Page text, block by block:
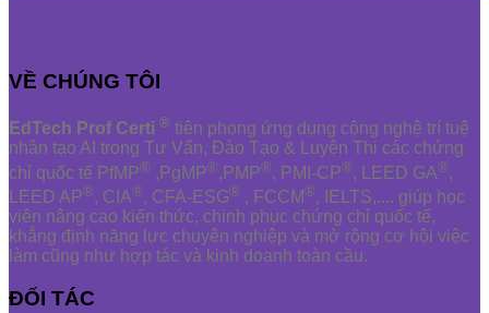
VỀ CHÚNG TÔI
EdTech Prof Certi ® tiên phong ứng dụng công nghệ trí tuệ
nhân tạo AI trong Tư Vấn, Đào Tạo & Luyện Thi các chứng
chỉ quốc tế PfMP® ,PgMP®,PMP®, PMI-CP®, LEED GA®,
LEED AP®, CIA®, CFA-ESG® , FCCM®, IELTS,.... giúp học
viên nâng cao kiến thức, chinh phục chứng chỉ quốc tế,
khẳng định năng lực chuyên nghiệp và mở rộng cơ hội việc
làm cũng như hợp tác và kinh doanh toàn cầu.
ĐỐI TÁC